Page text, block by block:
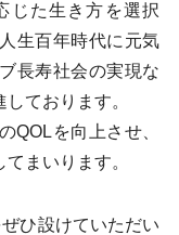
じた生き方を選択
生百年時代に元気
長寿社会の実現な
ております。
を向上させ、
まいります。
ひ設けていただい